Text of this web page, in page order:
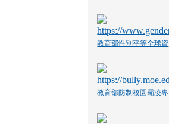
教育部性別平等全球資
教育部防制校園霸凌專